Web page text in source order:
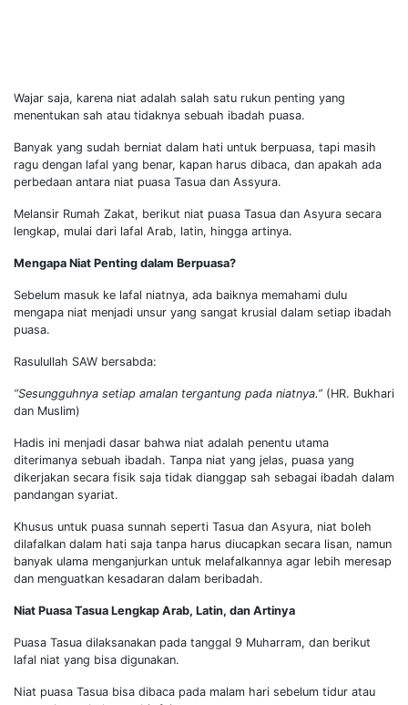
Wajar saja, karena niat adalah salah satu rukun penting yang
menentukan sah atau tidaknya sebuah ibadah puasa.
Banyak yang sudah berniat dalam hati untuk berpuasa, tapi masih
ragu dengan lafal yang benar, kapan harus dibaca, dan apakah ada
perbedaan antara niat puasa Tasua dan Assyura.
Melansir Rumah Zakat, berikut niat puasa Tasua dan Asyura secara
lengkap, mulai dari lafal Arab, latin, hingga artinya.
Mengapa Niat Penting dalam Berpuasa?
Sebelum masuk ke lafal niatnya, ada baiknya memahami dulu
mengapa niat menjadi unsur yang sangat krusial dalam setiap ibadah
puasa.
Rasulullah SAW bersabda:
“Sesungguhnya setiap amalan tergantung pada niatnya.” (HR. Bukhari
dan Muslim)
Hadis ini menjadi dasar bahwa niat adalah penentu utama
diterimanya sebuah ibadah. Tanpa niat yang jelas, puasa yang
dikerjakan secara fisik saja tidak dianggap sah sebagai ibadah dalam
pandangan syariat.
Khusus untuk puasa sunnah seperti Tasua dan Asyura, niat boleh
dilafalkan dalam hati saja tanpa harus diucapkan secara lisan, namun
banyak ulama menganjurkan untuk melafalkannya agar lebih meresap
dan menguatkan kesadaran dalam beribadah.
Niat Puasa Tasua Lengkap Arab, Latin, dan Artinya
Puasa Tasua dilaksanakan pada tanggal 9 Muharram, dan berikut
lafal niat yang bisa digunakan.
Niat puasa Tasua bisa dibaca pada malam hari sebelum tidur atau